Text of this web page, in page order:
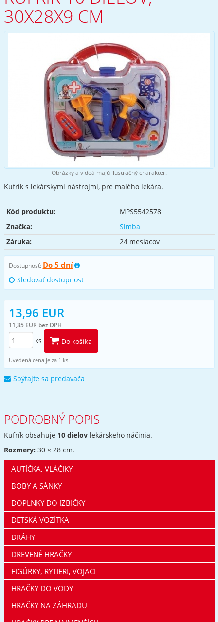
30X28X9 CM
Obrázky a videá majú ilustračný charakter.
Kufrík s lekárskymi nástrojmi, pre malého lekára.
Kód produktu:
MPS5542578
Značka:
Simba
Záruka:
24 mesiacov
Dostupnosť: Do 5 dní
Sledovať dostupnost
13,96 EUR
11,35 EUR bez DPH
ks Do košíka
Uvedená cena je za 1 ks.
Spýtajte sa predavača
PODROBNÝ POPIS
Kufrík obsahuje 10 dielovlekárskeho náčinia.
Rozmery: 30 × 28 cm.
AUTÍČKA, VLÁČIKY
BOBY A SÁNKY
DOPLNKY DO IZBIČKY
DETSKÁ VOZÍTKA
DRÁHY
DREVENÉ HRAČKY
FIGÚRKY, RYTIERI, VOJACI
HRAČKY DO VODY
HRAČKY NA ZÁHRADU